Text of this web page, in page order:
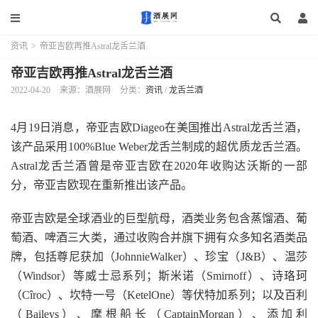
资讯 > 帝亚吉欧再推Astral龙舌兰酒
帝亚吉欧再推Astral龙舌兰酒
2022-04-20 来源：酒展网 分类： 资讯 / 龙舌兰酒
4月19日消息，帝亚吉欧Diageo在美国推出Astral龙舌兰酒，
该产品采用100%Blue Weber龙舌兰制成的超优质龙舌兰酒。
Astral龙舌兰酒曾是帝亚吉欧在2020年收购达沃斯的一部
分，帝亚吉欧现在重新推出该产品。
帝亚吉欧是全球酒业的巨型航母，酒类业务包含蒸馏酒、葡
萄酒、啤酒三大类，通过收购合并旗下拥有众多知名酒类品
牌，包括尊尼获加（JohnnieWalker）、珍宝（J&B）、温莎
（Windsor）等威士忌系列；斯米诺（Smirnoff）、诗珞珂
（Cîroc）、坎特一号（KetelOne）等伏特加系列；以及百利
（Baileys）、摩根船长（CaptainMorgan）、添加利